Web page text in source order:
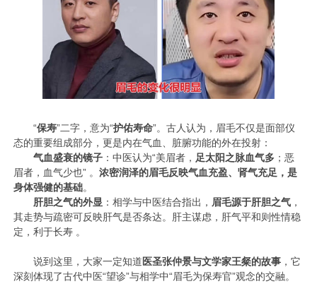
“保寿”二字，意为“护佑寿命”。古人认为，眉毛不仅是面部仪
态的重要组成部分，更是内在气血、脏腑功能的外在投射：
‌气血盛衰的镜子‌ ：中医认为“‌美眉者， 足太阳之脉血气多 ；恶
眉者，血气少也‌” 。浓密润泽的眉毛反映气血充盈、肾气充足，是
身体强健的基础。
肝胆之气的外显‌ ：相学与中医结合指出，‌ 眉毛源于肝胆之气‌ ，
其走势与疏密可反映肝气是否条达。肝主谋虑，肝气平和则性情稳
定，利于长寿 。
说到这里，大家一定知道医圣张仲景与文学家王粲‌的故事 ，它
深刻体现了古代中医“望诊”与相学中“眉毛为保寿官”观念的交融。